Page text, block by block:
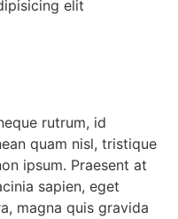
elit
rutrum, id
quam nisl, tristique
ipsum. Praesent at
sapien, eget
magna quis gravida